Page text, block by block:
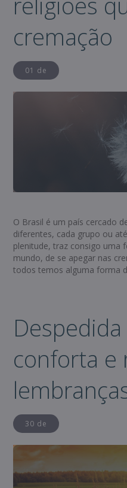
cremação
01 de
O Brasil é um país cercado
diferentes, cada grupo ou
plenitude, traz consigo uma
mundo, de se apegar nas
todos temos alguma forma
conforta e
30 de